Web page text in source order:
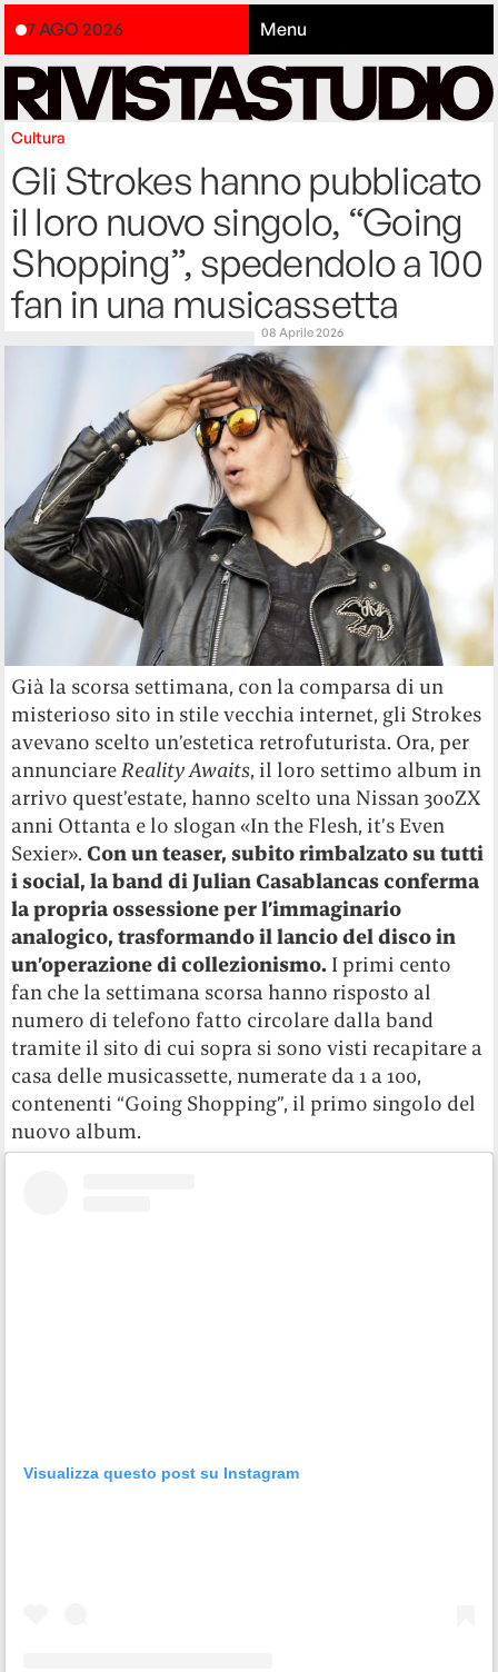
7 AGO 2026 Menu
Cultura
Gli Strokes hanno pubblicato
il loro nuovo singolo, “Going
Shopping”, spedendolo a 100
fan in una musicassetta
08 Aprile 2026
Già la scorsa settimana, con la comparsa di un
misterioso sito in stile vecchia internet, gli Strokes
avevano scelto un’estetica retrofuturista. Ora, per
annunciare Reality Awaits, il loro settimo album in
arrivo quest’estate, hanno scelto una Nissan 300ZX
anni Ottanta e lo slogan «In the Flesh, it’s Even
Sexier».Con un teaser, subito rimbalzato su tutti
i social, la band di Julian Casablancas conferma
la propria ossessione per l’immaginario
analogico, trasformando il lancio del disco in
un’operazione di collezionismo. I primi cento
fan che la settimana scorsa hanno risposto al
numero di telefono fatto circolare dalla band
tramite il sito di cui sopra si sono visti recapitare a
casa delle musicassette, numerate da 1 a 100,
contenenti “Going Shopping”, il primo singolo del
nuovo album.
Visualizza questo post su Instagram